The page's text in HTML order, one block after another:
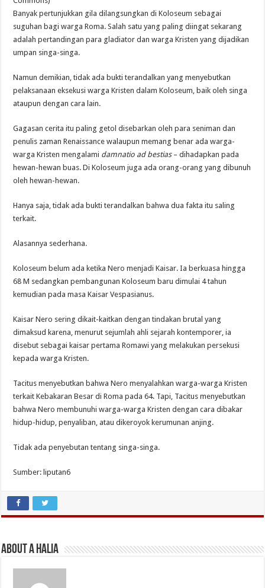
Banyak pertunjukkan gila dilangsungkan di Koloseum sebagai
suguhan bagi warga Roma. Salah satu yang paling diingat sekarang
adalah pertandingan para gladiator dan warga Kristen yang dijadikan
umpan singa-singa.
Namun demikian, tidak ada bukti terandalkan yang menyebutkan
pelaksanaan eksekusi warga Kristen dalam Koloseum, baik oleh singa
ataupun dengan cara lain.
Gagasan cerita itu paling getol disebarkan oleh para seniman dan
penulis zaman Renaissance walaupun memang benar ada warga-
warga Kristen mengalami damnatio ad bestias– dihadapkan pada
hewan-hewan buas. Di Koloseum juga ada orang-orang yang dibunuh
oleh hewan-hewan.
Hanya saja, tidak ada bukti terandalkan bahwa dua fakta itu saling
terkait.
Alasannya sederhana.
Koloseum belum ada ketika Nero menjadi Kaisar. Ia berkuasa hingga
68 M sedangkan pembangunan Koloseum baru dimulai 4 tahun
kemudian pada masa Kaisar Vespasianus.
Kaisar Nero sering dikait-kaitkan dengan tindakan brutal yang
dimaksud karena, menurut sejumlah ahli sejarah kontemporer, ia
disebut sebagai kaisar pertama Romawi yang melakukan persekusi
kepada warga Kristen.
Tacitus menyebutkan bahwa Nero menyalahkan warga-warga Kristen
terkait Kebakaran Besar di Roma pada 64. Tapi, Tacitus menyebutkan
bahwa Nero membunuhi warga-warga Kristen dengan cara dibakar
hidup-hidup, penyaliban, atau dikeroyok kerumunan anjing.
Tidak ada penyebutan tentang singa-singa.
Sumber: liputan6
About A Halia